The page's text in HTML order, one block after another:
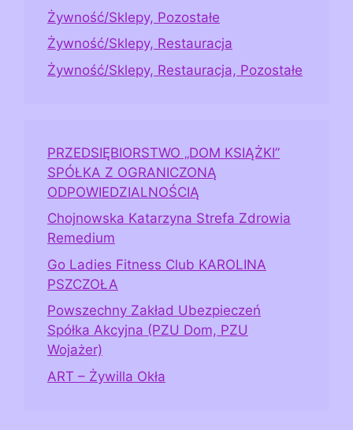
Żywność/Sklepy, Pozostałe
Żywność/Sklepy, Restauracja
Żywność/Sklepy, Restauracja, Pozostałe
PRZEDSIĘBIORSTWO „DOM KSIĄŻKI”
SPÓŁKA Z OGRANICZONĄ
ODPOWIEDZIALNOŚCIĄ
Chojnowska Katarzyna Strefa Zdrowia
Remedium
Go Ladies Fitness Club KAROLINA
PSZCZOŁA
Powszechny Zakład Ubezpieczeń
Spółka Akcyjna (PZU Dom, PZU
Wojażer)
ART – Żywilla Okła